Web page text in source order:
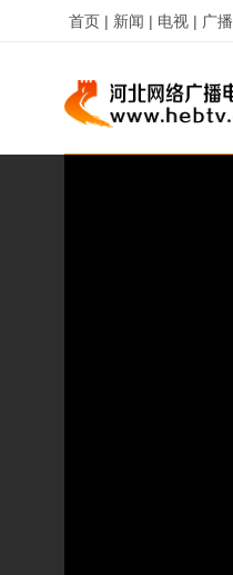
首页 | 新闻 | 电视 | 广